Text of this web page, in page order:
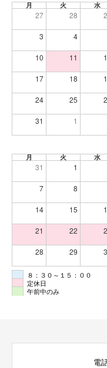
月 火 水
27 28
3 4
10 11
17 18
24 25
31 1
月 火 水
31 1
7 8
14 15
21 22
28 29
８：３０～１５：００
定休日
午前中のみ
電